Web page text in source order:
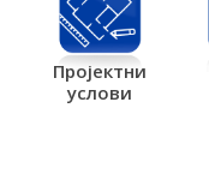
Пројектни
услови